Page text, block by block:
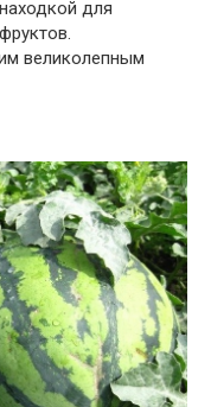
для
великолепным